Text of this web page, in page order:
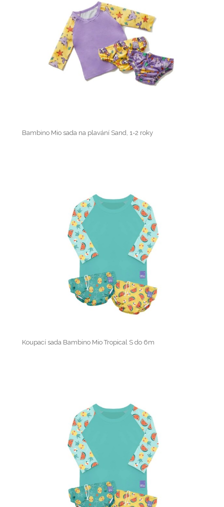
Bambino Mio sada na plavání Sand, 1-2 roky
Koupací sada Bambino Mio Tropical S do 6m